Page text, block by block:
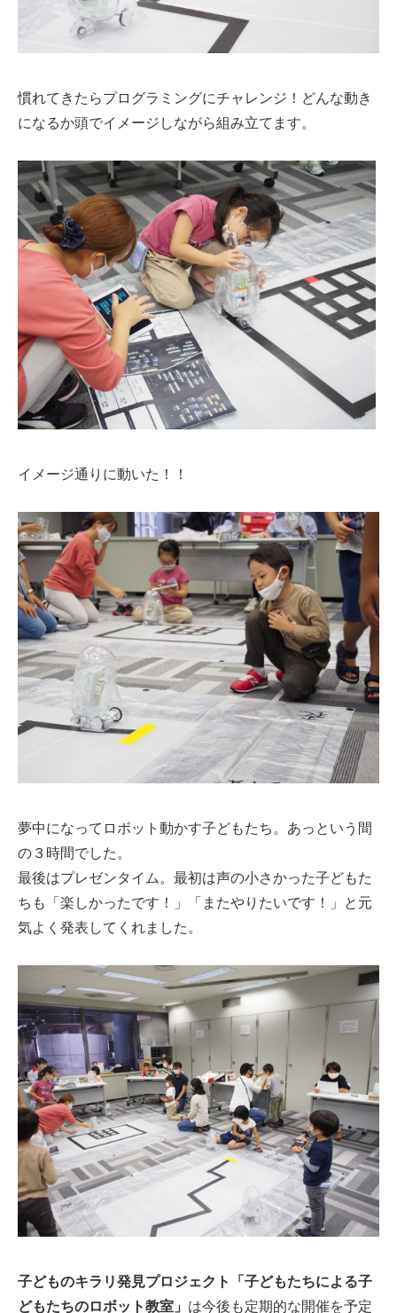
慣れてきたらプログラミングにチャレンジ！どんな動き
になるか頭でイメージしながら組み立てます。
イメージ通りに動いた！！
夢中になってロボット動かす子どもたち。あっという間
の３時間でした。
最後はプレゼンタイム。最初は声の小さかった子どもた
ちも「楽しかったです！」「またやりたいです！」と元
気よく発表してくれました。
子どものキラリ発見プロジェクト「子どもたちによる子
どもたちのロボット教室」 は今後も定期的な開催を予定